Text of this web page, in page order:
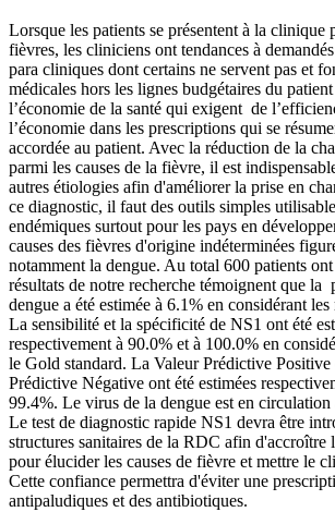
Lorsque les patients se présentent à la clinique
fièvres, les cliniciens ont tendances à
para cliniques dont certains ne servent pas et
médicales hors les lignes budgétaires du
l’économie de la santé qui exigent de
l’économie dans les prescriptions qui se
accordée au patient. Avec la réduction de la
parmi les causes de la fièvre, il est
autres étiologies afin d'améliorer la prise en
ce diagnostic, il faut des outils simples
endémiques surtout pour les pays en
causes des fièvres d'origine indéterminées
notamment la dengue. Au total 600 patients
résultats de notre recherche témoignent que la
dengue a été estimée à 6.1% en considérant
La sensibilité et la spécificité de NS1 ont été
respectivement à 90.0% et à 100.0% en
le Gold standard. La Valeur Prédictive Positive
Prédictive Négative ont été estimées
99.4%. Le virus de la dengue est en
Le test de diagnostic rapide NS1 devra être
structures sanitaires de la RDC afin d'accroître
pour élucider les causes de fièvre et mettre le
Cette confiance permettra d'éviter une
antipaludiques et des antibiotiques.